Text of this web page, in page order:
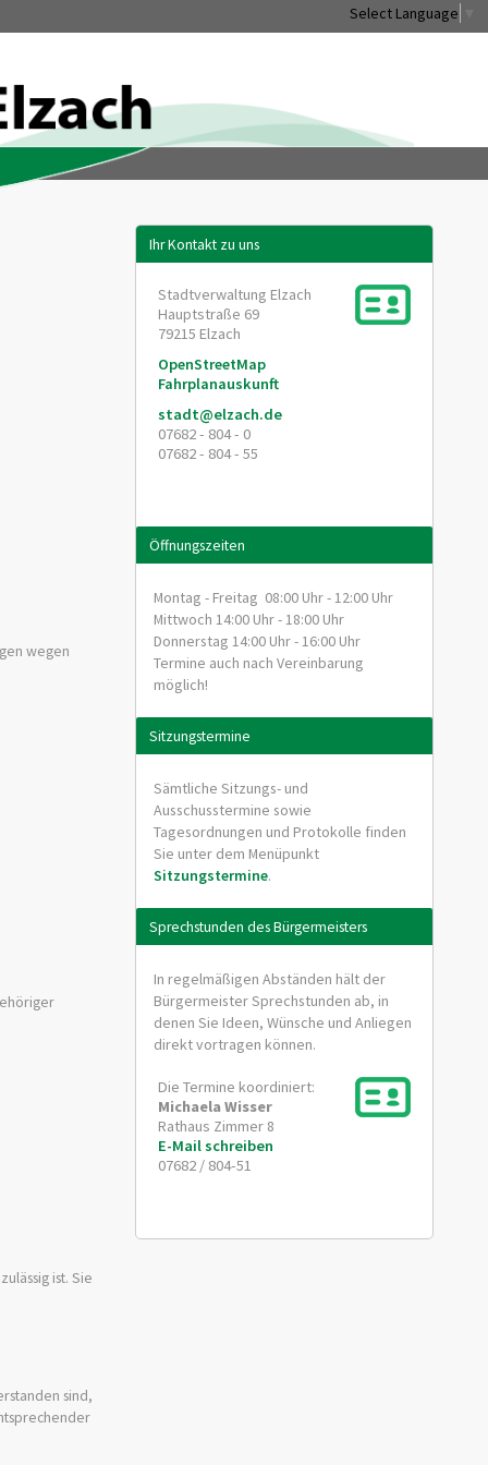
Select Language
wegen
ist. Sie
sind,
Ihr Kontakt zu uns
Stadtverwaltung Elzach
Hauptstraße 69
79215 Elzach
OpenStreetMap
Fahrplanauskunft
stadt@elzach.de
07682 - 804 - 0
07682 - 804 - 55
Öffnungszeiten
Montag - Freitag 08:00 Uhr - 12:00 Uhr
Mittwoch 14:00 Uhr - 18:00 Uhr
Donnerstag 14:00 Uhr - 16:00 Uhr
Termine auch nach Vereinbarung
möglich!
Sitzungstermine
Sämtliche Sitzungs- und
Ausschusstermine sowie
Tagesordnungen und Protokolle finden
Sie unter dem Menüpunkt
Sitzungstermine.
Sprechstunden des Bürgermeisters
In regelmäßigen Abständen hält der
Bürgermeister Sprechstunden ab, in
denen Sie Ideen, Wünsche und Anliegen
direkt vortragen können.
Die Termine koordiniert:
Michaela Wisser
Rathaus Zimmer 8
E-Mail schreiben
07682 / 804-51